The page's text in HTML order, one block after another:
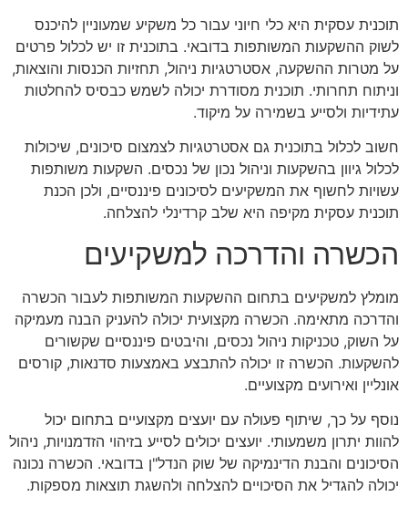
תוכנית עסקית היא כלי חיוני עבור כל משקיע שמעוניין להיכנס
לשוק ההשקעות המשותפות בדובאי. בתוכנית זו יש לכלול פרטים
על מטרות ההשקעה, אסטרטגיות ניהול, תחזיות הכנסות והוצאות,
וניתוח תחרותי. תוכנית מסודרת יכולה לשמש כבסיס להחלטות
עתידיות ולסייע בשמירה על מיקוד.
חשוב לכלול בתוכנית גם אסטרטגיות לצמצום סיכונים, שיכולות
לכלול גיוון בהשקעות וניהול נכון של נכסים. השקעות משותפות
עשויות לחשוף את המשקיעים לסיכונים פיננסיים, ולכן הכנת
תוכנית עסקית מקיפה היא שלב קרדינלי להצלחה.
הכשרה והדרכה למשקיעים
מומלץ למשקיעים בתחום ההשקעות המשותפות לעבור הכשרה
והדרכה מתאימה. הכשרה מקצועית יכולה להעניק הבנה מעמיקה
על השוק, טכניקות ניהול נכסים, והיבטים פיננסיים שקשורים
להשקעות. הכשרה זו יכולה להתבצע באמצעות סדנאות, קורסים
אונליין ואירועים מקצועיים.
נוסף על כך, שיתוף פעולה עם יועצים מקצועיים בתחום יכול
להוות יתרון משמעותי. יועצים יכולים לסייע בזיהוי הזדמנויות, ניהול
הסיכונים והבנת הדינמיקה של שוק הנדל"ן בדובאי. הכשרה נכונה
יכולה להגדיל את הסיכויים להצלחה ולהשגת תוצאות מספקות.